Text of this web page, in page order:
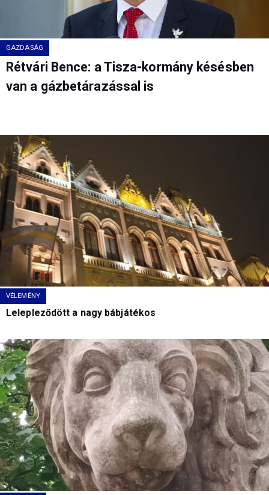
GAZDASÁG
Rétvári Bence: a Tisza-kormány késésben
van a gázbetárazással is
VÉLEMÉNY
Lelepleződött a nagy bábjátékos